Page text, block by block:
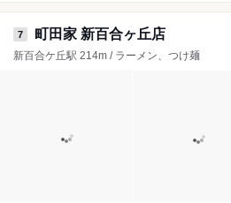
7 町田家 新百合ヶ丘店
新百合ケ丘駅 214m / ラーメン、つけ麺